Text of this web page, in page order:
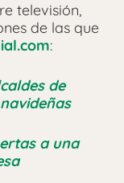
televisión,
de las que
:
de
a una